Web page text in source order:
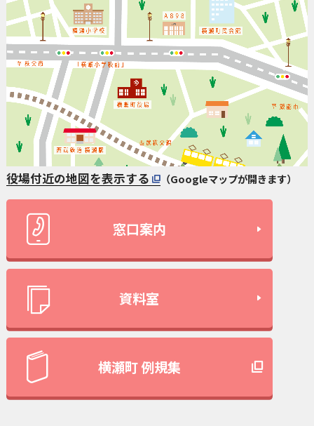
自治体間連携
役場付近の地図を表示する （Googleマップが開きます）
窓口案内
資料室
横瀬町 例規集